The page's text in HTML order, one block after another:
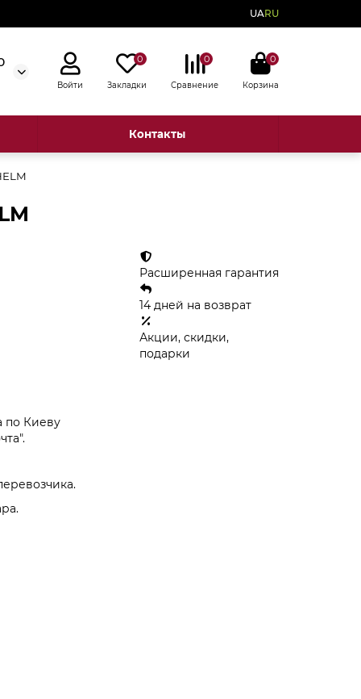
UARU
Войти
0
Закладки
0
Сравнение
0
Корзина
Контакты
по Киеву
Расширенная гарантия
14 дней на возврат
Акции, скидки,
подарки